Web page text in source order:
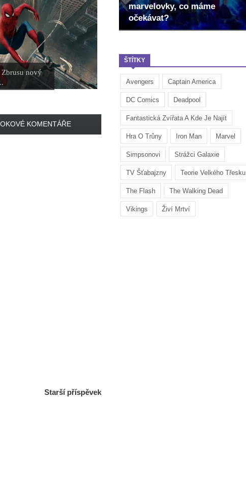
marvelovky, co máme
očekávat?
ŠTÍTKY
Avengers Captain America
DC Comics Deadpool
Fantastická Zvířata A Kde Je Najít
Hra O Trůny Iron Man Marvel
Simpsonovi Strážci Galaxie
TV Šťabajzny Teorie Velkého Třesku
The Flash The Walking Dead
Vikings Živí Mrtví
Zbrusu nový
KOMENTÁŘE
Starší příspěvek